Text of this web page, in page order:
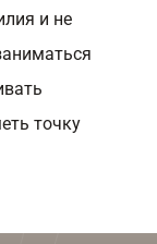
и не
точку